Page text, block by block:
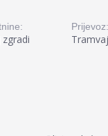
Prijevoz:
Tramvaj